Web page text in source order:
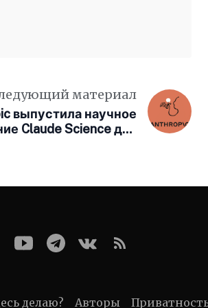
материал
выпустила научное
Claude Science для
делаю? Авторы